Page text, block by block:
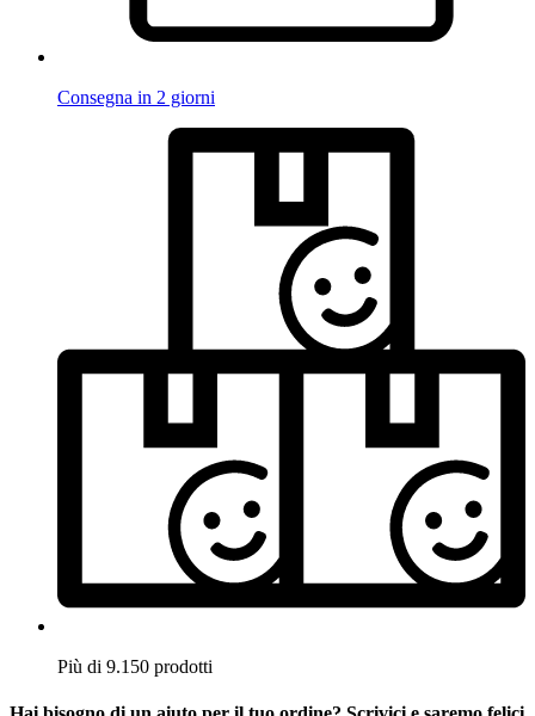
Consegna in 2 giorni
Più di 9.150 prodotti